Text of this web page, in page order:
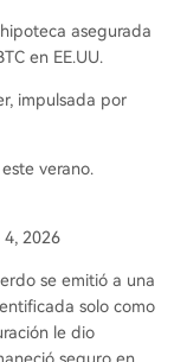
asegurada
en EE.UU.
impulsada por
verano.
2026
se emitió a una
solo como
le dio